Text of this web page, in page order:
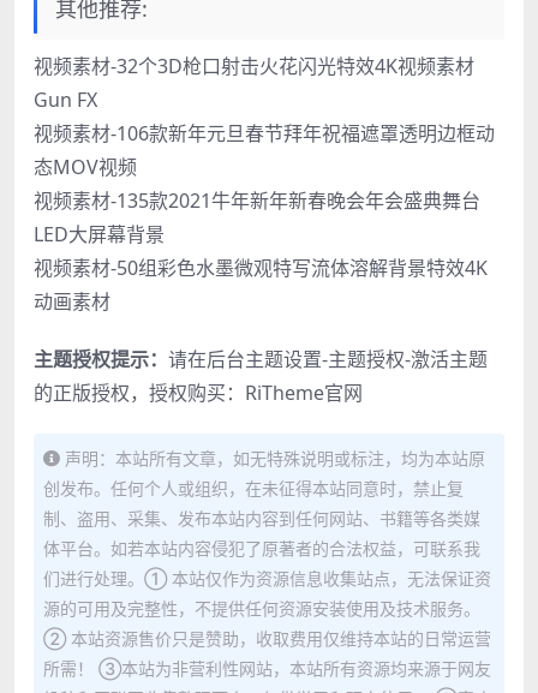
其他推荐:
视频素材-32个3D枪口射击火花闪光特效4K视频素材
Gun FX
视频素材-106款新年元旦春节拜年祝福遮罩透明边框动
态MOV视频
视频素材-135款2021牛年新年新春晚会年会盛典舞台
LED大屏幕背景
视频素材-50组彩色水墨微观特写流体溶解背景特效4K
动画素材
主题授权提示： 请在后台主题设置-主题授权-激活主题
的正版授权，授权购买： RiTheme官网
声明：本站所有文章，如无特殊说明或标注，均为本站原
创发布。任何个人或组织，在未征得本站同意时，禁止复
制、盗用、采集、发布本站内容到任何网站、书籍等各类媒
体平台。如若本站内容侵犯了原著者的合法权益，可联系我
们进行处理。① 本站仅作为资源信息收集站点，无法保证资
源的可用及完整性，不提供任何资源安装使用及技术服务。
② 本站资源售价只是赞助，收取费用仅维持本站的日常运营
所需！ ③本站为非营利性网站，本站所有资源均来源于网友